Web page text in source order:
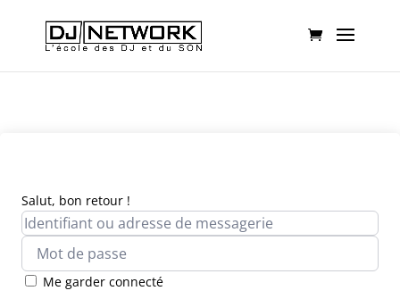
Salut, bon retour !
Me garder connecté